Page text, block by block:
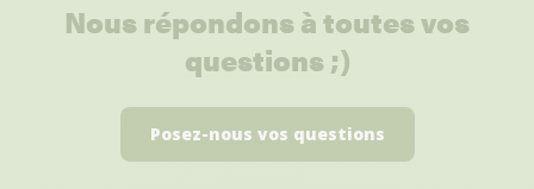
Nous répondons à toutes vos
questions ;)
Posez-nous vos questions